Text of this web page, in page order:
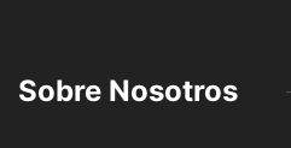
Sobre Nosotros